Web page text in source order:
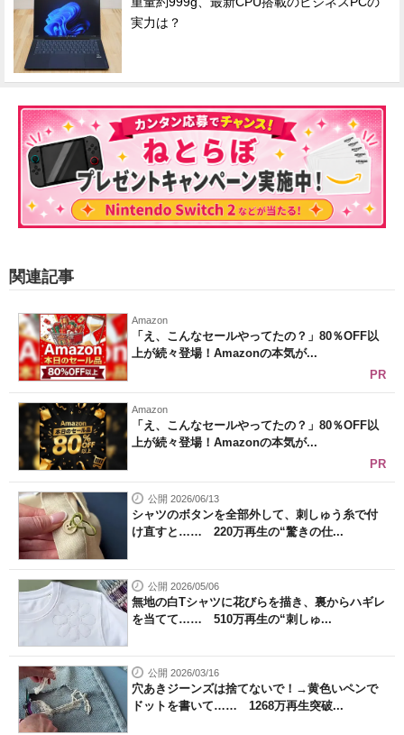
実力は？
関連記事
Amazon
「え、こんなセールやってたの？」80％OFF以
上が続々登場！Amazonの本気が...
PR
Amazon
「え、こんなセールやってたの？」80％OFF以
上が続々登場！Amazonの本気が...
PR
公開 2026/06/13
シャツのボタンを全部外して、刺しゅう糸で付
け直すと…… 220万再生の“驚きの仕...
公開 2026/05/06
無地の白Tシャツに花びらを描き、裏からハギレ
を当てて…… 510万再生の“刺しゅ...
公開 2026/03/16
穴あきジーンズは捨てないで！→黄色いペンで
ドットを書いて…… 1268万再生突破...